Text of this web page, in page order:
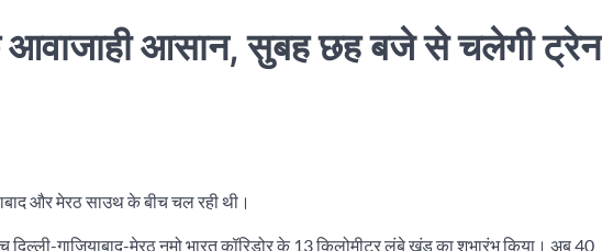
आवाजाही आसान, सुबह छह बजे से चलेगी ट्रेन
और मेरठ साउथ के बीच चल रही थी।
दिल्ली-गाजियाबाद-मेरठ नमो भारत कॉरिडोर के 13 किलोमीटर लंबे खंड का शुभारंभ किया। अब 40